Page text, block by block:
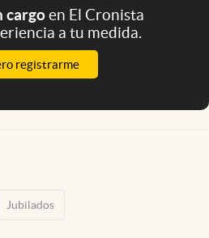
cargoen El Cronista
a tu medida.
registrarme
Jubilados